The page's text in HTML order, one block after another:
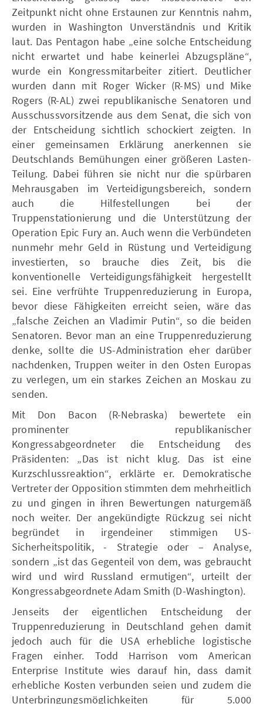
Zeitpunkt nicht ohne Erstaunen zur Kenntnis nahm,
wurden in Washington Unverständnis und Kritik
laut. Das Pentagon habe „eine solche Entscheidung
nicht erwartet und habe keinerlei Abzugspläne“,
wurde ein Kongressmitarbeiter zitiert. Deutlicher
wurden dann mit Roger Wicker (R-MS) und Mike
Rogers (R-AL) zwei republikanische Senatoren und
Ausschussvorsitzende aus dem Senat, die sich von
der Entscheidung sichtlich schockiert zeigten. In
einer gemeinsamen Erklärung anerkennen sie
Deutschlands Bemühungen einer größeren Lasten-
Teilung. Dabei führen sie nicht nur die spürbaren
Mehrausgaben im Verteidigungsbereich, sondern
auch die Hilfestellungen bei der
Truppenstationierung und die Unterstützung der
Operation Epic Fury an. Auch wenn die Verbündeten
nunmehr mehr Geld in Rüstung und Verteidigung
investierten, so brauche dies Zeit, bis die
konventionelle Verteidigungsfähigkeit hergestellt
sei. Eine verfrühte Truppenreduzierung in Europa,
bevor diese Fähigkeiten erreicht seien, wäre das
„falsche Zeichen an Vladimir Putin“, so die beiden
Senatoren. Bevor man an eine Truppenreduzierung
denke, sollte die US-Administration eher darüber
nachdenken, Truppen weiter in den Osten Europas
zu verlegen, um ein starkes Zeichen an Moskau zu
senden.
Mit Don Bacon (R-Nebraska) bewertete ein
prominenter republikanischer
Kongressabgeordneter die Entscheidung des
Präsidenten: „Das ist nicht klug. Das ist eine
Kurzschlussreaktion“, erklärte er. Demokratische
Vertreter der Opposition stimmten dem mehrheitlich
zu und gingen in ihren Bewertungen naturgemäß
noch weiter. Der angekündigte Rückzug sei nicht
begründet in irgendeiner stimmigen US-
Sicherheitspolitik, - Strategie oder – Analyse,
sondern „ist das Gegenteil von dem, was gebraucht
wird und wird Russland ermutigen“, urteilt der
Kongressabgeordnete Adam Smith (D-Washington).
Jenseits der eigentlichen Entscheidung der
Truppenreduzierung in Deutschland gehen damit
jedoch auch für die USA erhebliche logistische
Fragen einher. Todd Harrison vom American
Enterprise Institute wies darauf hin, dass damit
erhebliche Kosten verbunden seien und zudem die
Unterbringungsmöglichkeiten für 5.000